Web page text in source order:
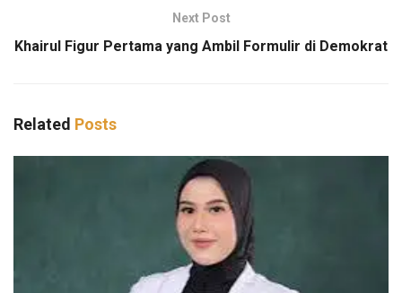
Next Post
Khairul Figur Pertama yang Ambil Formulir di Demokrat
Related Posts